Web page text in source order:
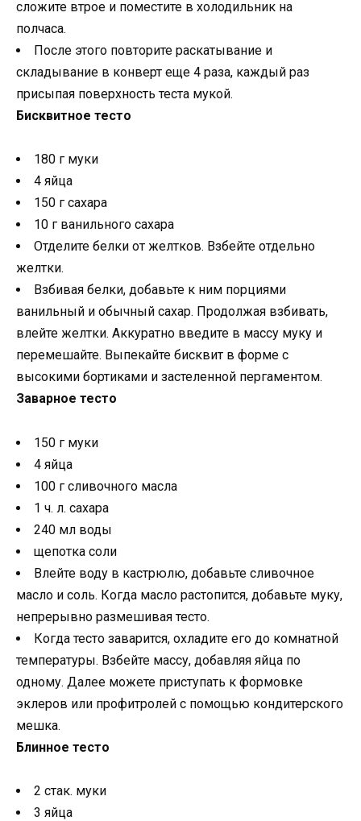
сложите втрое и поместите в холодильник на
полчаса.
После этого повторите раскатывание и
складывание в конверт еще 4 раза, каждый раз
присыпая поверхность теста мукой.
Бисквитное тесто
180 г муки
4 яйца
150 г сахара
10 г ванильного сахара
Отделите белки от желтков. Взбейте отдельно
желтки.
Взбивая белки, добавьте к ним порциями
ванильный и обычный сахар. Продолжая взбивать,
влейте желтки. Аккуратно введите в массу муку и
перемешайте. Выпекайте бисквит в форме с
высокими бортиками и застеленной пергаментом.
Заварное тесто
150 г муки
4 яйца
100 г сливочного масла
1 ч. л. сахара
240 мл воды
щепотка соли
Влейте воду в кастрюлю, добавьте сливочное
масло и соль. Когда масло растопится, добавьте муку,
непрерывно размешивая тесто.
Когда тесто заварится, охладите его до комнатной
температуры. Взбейте массу, добавляя яйца по
одному. Далее можете приступать к формовке
эклеров или профитролей с помощью кондитерского
мешка.
Блинное тесто
2 стак. муки
3 яйца